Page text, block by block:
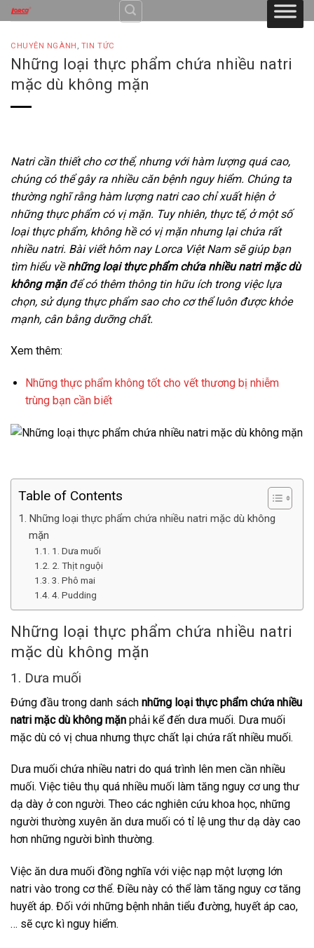
Skip
to
content
CHUYÊN NGÀNH , TIN TỨC
Những loại thực phẩm chứa nhiều natri
mặc dù không mặn
Natri cần thiết cho cơ thể, nhưng với hàm lượng quá cao,
chúng có thể gây ra nhiều căn bệnh nguy hiểm. Chúng ta
thường nghĩ rằng hàm lượng natri cao chỉ xuất hiện ở
những thực phẩm có vị mặn. Tuy nhiên, thực tế, ở một số
loại thực phẩm, không hề có vị mặn nhưng lại chứa rất
nhiều natri. Bài viết hôm nay Lorca Việt Nam sẽ giúp bạn
tìm hiểu vềnhững loại thực phẩm chứa nhiều natri mặc dù
không mặnđể có thêm thông tin hữu ích trong việc lựa
chọn, sử dụng thực phẩm sao cho cơ thể luôn được khỏe
mạnh, cân bằng dưỡng chất.
Xem thêm:
Những thực phẩm không tốt cho vết thương bị nhiễm
trùng bạn cần biết
Table of Contents
Những loại thực phẩm chứa nhiều natri mặc dù không
mặn
1. Dưa muối
2. Thịt nguội
3. Phô mai
4. Pudding
Những loại thực phẩm chứa nhiều natri
mặc dù không mặn
1. Dưa muối
Đứng đầu trong danh sách những loại thực phẩm chứa nhiều
natri mặc dù không mặn phải kể đến dưa muối. Dưa muối
mặc dù có vị chua nhưng thực chất lại chứa rất nhiều muối.
Dưa muối chứa nhiều natri do quá trình lên men cần nhiều
muối. Việc tiêu thụ quá nhiều muối làm tăng nguy cơ ung thư
dạ dày ở con người. Theo các nghiên cứu khoa học, những
người thường xuyên ăn dưa muối có tỉ lệ ung thư dạ dày cao
hơn những người bình thường.
Việc ăn dưa muối đồng nghĩa với việc nạp một lượng lớn
natri vào trong cơ thể. Điều này có thể làm tăng nguy cơ tăng
huyết áp. Đối với những bệnh nhân tiểu đường, huyết áp cao,
… sẽ cực kì nguy hiểm.